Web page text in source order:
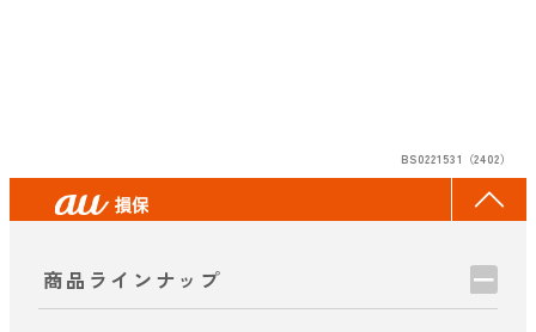
BS0221531（2402）
商品ラインナップ